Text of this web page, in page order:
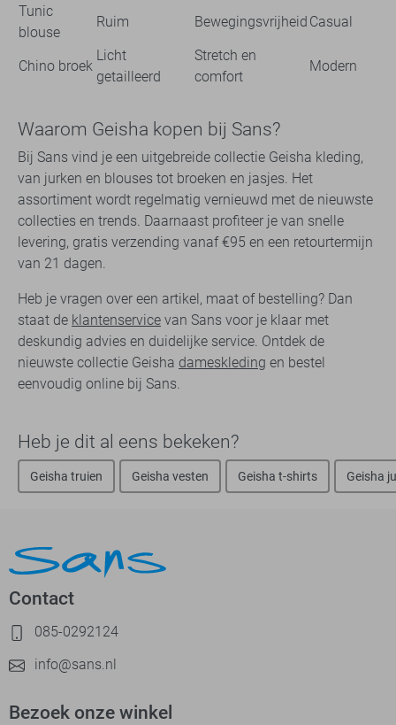
Tunic
blouse
Ruim Bewegingsvrijheid Casual
Chino broek
Licht
getailleerd
Stretch en
comfort
Modern
Waarom Geisha kopen bij Sans?
Bij Sans vind je een uitgebreide collectie Geisha kleding,
van jurken en blouses tot broeken en jasjes. Het
assortiment wordt regelmatig vernieuwd met de nieuwste
collecties en trends. Daarnaast profiteer je van snelle
levering, gratis verzending vanaf €95 en een retourtermijn
van 21 dagen.
Heb je vragen over een artikel, maat of bestelling? Dan
staat de klantenservice van Sans voor je klaar met
deskundig advies en duidelijke service. Ontdek de
nieuwste collectie Geisha dameskleding en bestel
eenvoudig online bij Sans.
Heb je dit al eens bekeken?
Geisha truien Geisha vesten Geisha t-shirts Geisha
Contact
085-0292124
info@sans.nl
Bezoek onze winkel